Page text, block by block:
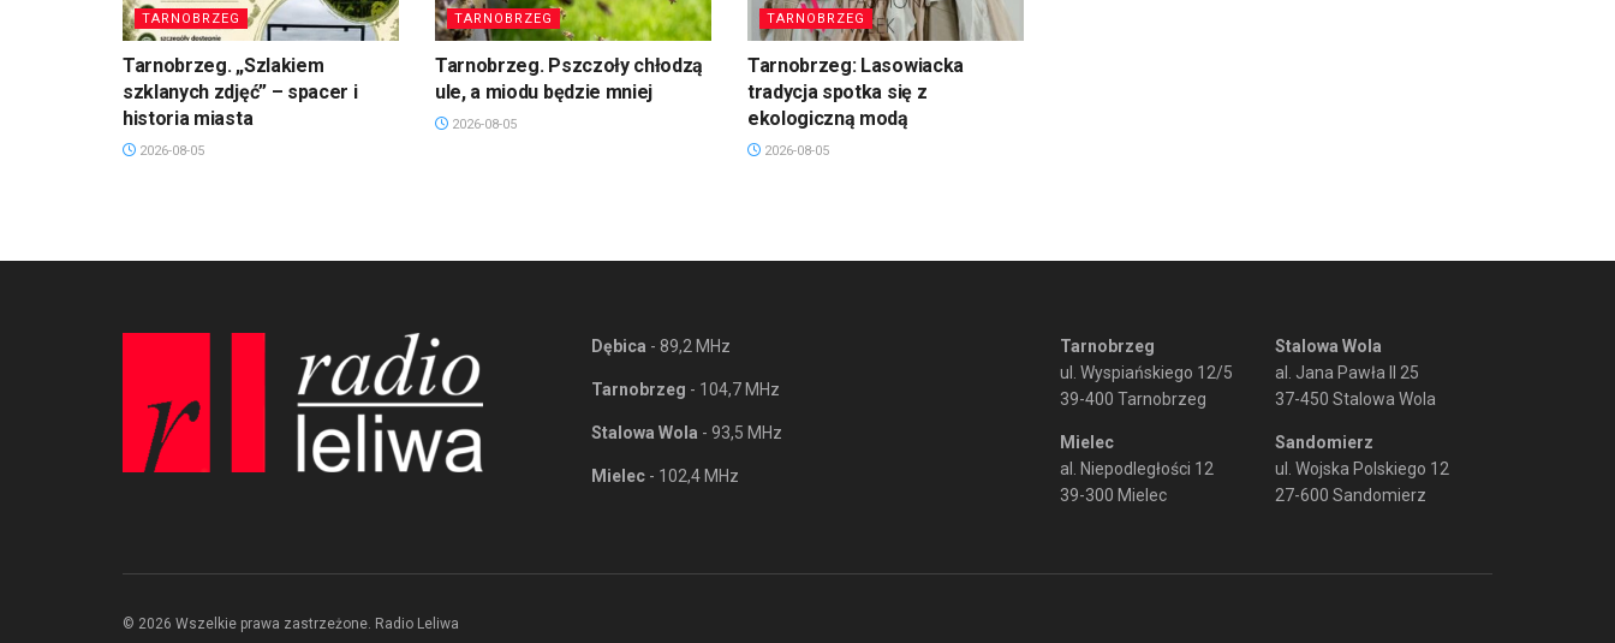
TARNOBRZEG
Tarnobrzeg. „Szlakiem
szklanych zdjęć” – spacer i
historia miasta
2026-08-05
TARNOBRZEG
Tarnobrzeg. Pszczoły chłodzą
ule, a miodu będzie mniej
2026-08-05
TARNOBRZEG
Tarnobrzeg: Lasowiacka
tradycja spotka się z
ekologiczną modą
2026-08-05
Dębica - 89,2 MHz
Tarnobrzeg - 104,7 MHz
Stalowa Wola - 93,5 MHz
Mielec - 102,4 MHz
Tarnobrzeg
ul. Wyspiańskiego 12/5
39-400 Tarnobrzeg
Mielec
al. Niepodległości 12
39-300 Mielec
Stalowa Wola
al. Jana Pawła II 25
37-450 Stalowa Wola
Sandomierz
ul. Wojska Polskiego 12
27-600 Sandomierz
© 2026 Wszelkie prawa zastrzeżone. Radio Leliwa